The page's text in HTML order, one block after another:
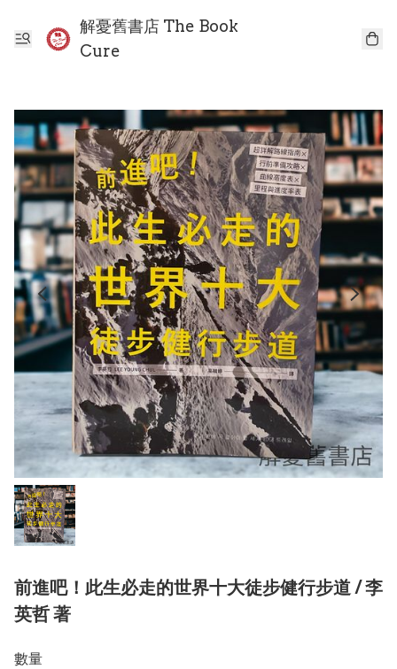
解憂舊書店 The Book
Cure
前進吧！此生必走的世界十大徒步健行步道 / 李
英哲 著
數量